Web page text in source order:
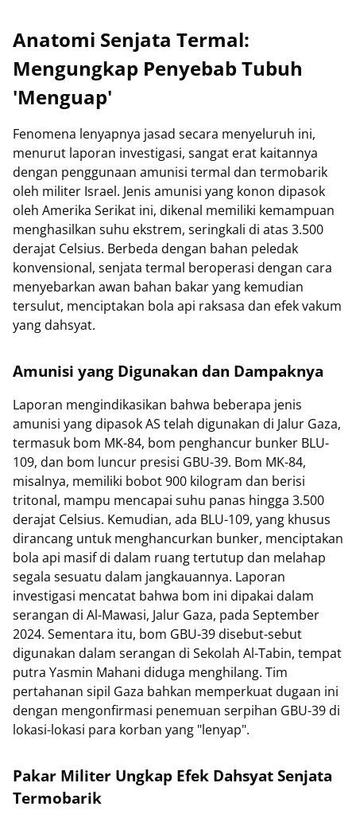
Anatomi Senjata Termal:
Mengungkap Penyebab Tubuh
'Menguap'
Fenomena lenyapnya jasad secara menyeluruh ini,
menurut laporan investigasi, sangat erat kaitannya
dengan penggunaan amunisi termal dan termobarik
oleh militer Israel. Jenis amunisi yang konon dipasok
oleh Amerika Serikat ini, dikenal memiliki kemampuan
menghasilkan suhu ekstrem, seringkali di atas 3.500
derajat Celsius. Berbeda dengan bahan peledak
konvensional, senjata termal beroperasi dengan cara
menyebarkan awan bahan bakar yang kemudian
tersulut, menciptakan bola api raksasa dan efek vakum
yang dahsyat.
Amunisi yang Digunakan dan Dampaknya
Laporan mengindikasikan bahwa beberapa jenis
amunisi yang dipasok AS telah digunakan di Jalur Gaza,
termasuk bom MK-84, bom penghancur bunker BLU-
109, dan bom luncur presisi GBU-39. Bom MK-84,
misalnya, memiliki bobot 900 kilogram dan berisi
tritonal, mampu mencapai suhu panas hingga 3.500
derajat Celsius. Kemudian, ada BLU-109, yang khusus
dirancang untuk menghancurkan bunker, menciptakan
bola api masif di dalam ruang tertutup dan melahap
segala sesuatu dalam jangkauannya. Laporan
investigasi mencatat bahwa bom ini dipakai dalam
serangan di Al-Mawasi, Jalur Gaza, pada September
2024. Sementara itu, bom GBU-39 disebut-sebut
digunakan dalam serangan di Sekolah Al-Tabin, tempat
putra Yasmin Mahani diduga menghilang. Tim
pertahanan sipil Gaza bahkan memperkuat dugaan ini
dengan mengonfirmasi penemuan serpihan GBU-39 di
lokasi-lokasi para korban yang "lenyap".
Pakar Militer Ungkap Efek Dahsyat Senjata
Termobarik